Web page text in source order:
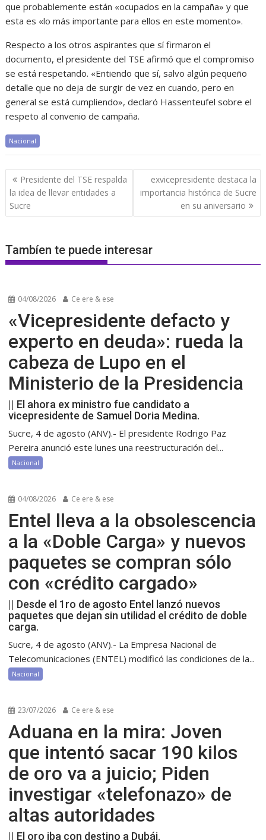
que probablemente están «ocupados en la campaña» y que
esta es «lo más importante para ellos en este momento».
Respecto a los otros aspirantes que sí firmaron el
documento, el presidente del TSE afirmó que el compromiso
se está respetando. «Entiendo que sí, salvo algún pequeño
detalle que no deja de surgir de vez en cuando, pero en
general se está cumpliendo», declaró Hassenteufel sobre el
respeto al convenio de campaña.
Nacional
Navegación
de
entradas
Presidente del TSE respalda
la idea de llevar entidades a
Sucre
exvicepresidente destaca la
importancia histórica de Sucre
en su aniversario
Tambíen te puede interesar
04/08/2026 Ce ere & ese
«Vicepresidente defacto y
experto en deuda»: rueda la
cabeza de Lupo en el
Ministerio de la Presidencia
|| El ahora ex ministro fue candidato a
vicepresidente de Samuel Doria Medina.
Sucre, 4 de agosto (ANV).- El presidente Rodrigo Paz
Pereira anunció este lunes una reestructuración del...
Nacional
04/08/2026 Ce ere & ese
Entel lleva a la obsolescencia
a la «Doble Carga» y nuevos
paquetes se compran sólo
con «crédito cargado»
|| Desde el 1ro de agosto Entel lanzó nuevos
paquetes que dejan sin utilidad el crédito de doble
carga.
Sucre, 4 de agosto (ANV).- La Empresa Nacional de
Telecomunicaciones (ENTEL) modificó las condiciones de la...
Nacional
23/07/2026 Ce ere & ese
Aduana en la mira: Joven
que intentó sacar 190 kilos
de oro va a juicio; Piden
investigar «telefonazo» de
altas autoridades
|| El oro iba con destino a Dubái.